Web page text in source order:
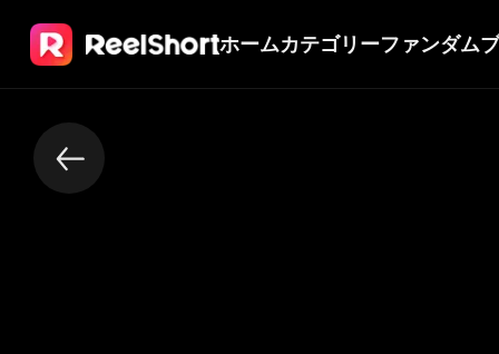
ホームカテゴリーファンダム